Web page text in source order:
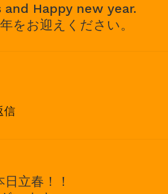
and Happy new year.
をお迎えください。
信
立春！！